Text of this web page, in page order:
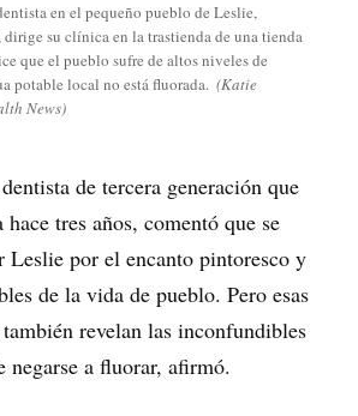
en el pequeño pueblo de Leslie,
dirige su clínica en la trastienda de una tienda
que el pueblo sufre de altos niveles de
potable local no está fluorada. (Katie
News)
de tercera generación que
tres años, comentó que se
Leslie por el encanto pintoresco y
de la vida de pueblo. Pero esas
revelan las inconfundibles
negarse a fluorar, afirmó.